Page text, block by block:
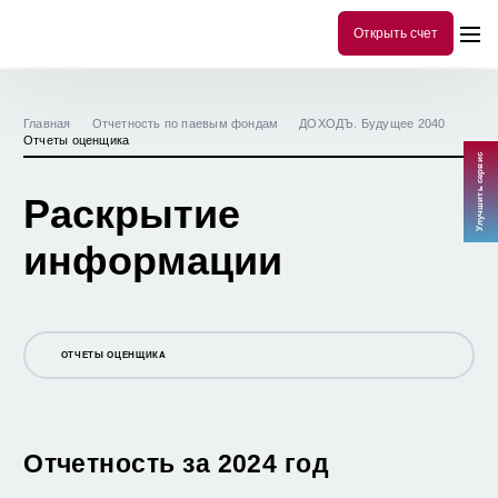
Открыть счет
Главная Отчетность по паевым фондам
ДОХОДЪ. Будущее 2040
Отчеты оценщика
Раскрытие
информации
ОТЧЕТЫ ОЦЕНЩИКА
Отчетность за 2024 год
Улучшить сервис